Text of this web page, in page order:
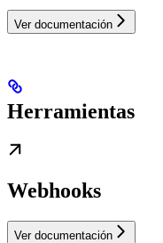
Ver documentación
Herramientas
Webhooks
Ver documentación